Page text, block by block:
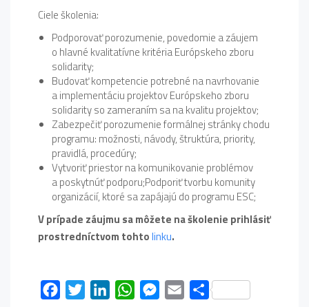
Ciele školenia:
Podporovať porozumenie, povedomie a záujem
o hlavné kvalitatívne kritéria Európskeho zboru
solidarity;
Budovať kompetencie potrebné na navrhovanie
a implementáciu projektov Európskeho zboru
solidarity so zameraním sa na kvalitu projektov;
Zabezpečiť porozumenie formálnej stránky chodu
programu: možnosti, návody, štruktúra, priority,
pravidlá, procedúry;
Vytvoriť priestor na komunikovanie problémov
a poskytnúť podporu;Podporiť tvorbu komunity
organizácií, ktoré sa zapájajú do programu ESC;
V prípade záujmu sa môžete na školenie prihlásiť
prostredníctvom tohtolinku.
FacebookTwitterLinkedInWhatsAppMessenger
Email Share